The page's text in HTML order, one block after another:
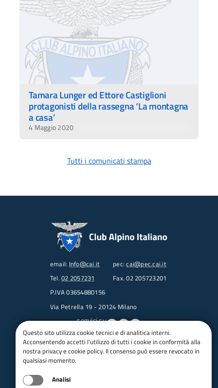
Tamara Lunger ed Ettore Castiglioni
protagonisti della rassegna ‘La montagna
a casa’
4 Maggio 2020
Tutti i comunicati stampa
email: Info@cai.it pec:cai@pec.cai.it
Tel. 02 2057231
Fax. 02 205723201
P.IVA 03654880156
Via Petrella 19 - 20124 Milano
seguici su
Trasparenza
Amministrazione trasparente
Questo sito utilizza cookie tecnici e di analitica interni.
Acconsentendo accetti l'utilizzo di tutti i cookie in conformità alla
nostra privacy e cookie policy. Il consenso può essere revocato in
qualsiasi momento.
Analisi